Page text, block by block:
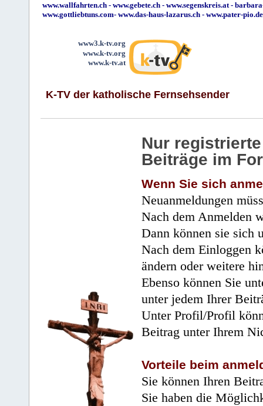
www.wallfahrten.ch - www.gebete.ch - www.segenskreis.at-
www.gottliebtuns.com- www.das-haus-lazarus.ch - www.pater-pio.de
www3.k-tv.org
www.k-tv.org
www.k-tv.at
K-TV der katholische Fernsehsender
Nur
Beiträge im
Wenn Sie sich
Neuanmeldungen
Nach dem Anmelden
Dann können sie sich
Nach dem Einloggen
ändern oder weitere
Ebenso können Sie
unter jedem Ihrer
Unter Profil/Profil
Beitrag unter Ihrem
Vorteile beim
Sie können Ihren
Sie haben die